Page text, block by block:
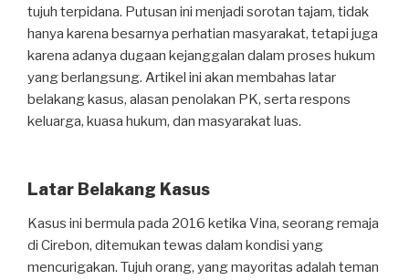
tujuh terpidana. Putusan ini menjadi sorotan tajam, tidak
hanya karena besarnya perhatian masyarakat, tetapi juga
karena adanya dugaan kejanggalan dalam proses hukum
yang berlangsung. Artikel ini akan membahas latar
belakang kasus, alasan penolakan PK, serta respons
keluarga, kuasa hukum, dan masyarakat luas.
Latar Belakang Kasus
Kasus ini bermula pada 2016 ketika Vina, seorang remaja
di Cirebon, ditemukan tewas dalam kondisi yang
mencurigakan. Tujuh orang, yang mayoritas adalah teman